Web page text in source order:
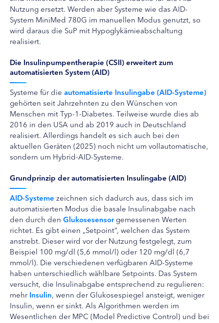
Nutzung ersetzt. Werden aber Systeme wie das AID-
System MiniMed 780G im manuellen Modus genutzt, so
wird daraus die SuP mit Hypoglykämieabschaltung
realisiert.
Die Insulinpumpentherapie (CSII) erweitert zum
automatisierten System (AID)
Systeme für die automatisierte Insulingabe (AID-Systeme)
gehörten seit Jahrzehnten zu den Wünschen von
Menschen mit Typ-1-Diabetes. Teilweise wurde dies ab
2016 in den USA und ab 2019 auch in Deutschland
realisiert. Allerdings handelt es sich auch bei den
aktuellen Geräten (2025) noch nicht um vollautomatische,
sondern um Hybrid-AID-Systeme.
Grundprinzip der automatisierten Insulingabe (AID)
AID-Systeme zeichnen sich dadurch aus, dass sich im
automatisierten Modus die basale Insulinabgabe nach
den durch den Glukosesensorgemessenen Werten
richtet. Es gibt einen „Setpoint“, welchen das System
anstrebt. Dieser wird vor der Nutzung festgelegt, zum
Beispiel 100 mg/dl (5,6 mmol/l) oder 120 mg/dl (6,7
mmol/l). Die verschiedenen verfügbaren AID-Systeme
haben unterschiedlich wählbare Setpoints. Das System
versucht, die Insulinabgabe entsprechend zu regulieren:
mehrInsulin, wenn der Glukosespiegel ansteigt, weniger
Insulin, wenn er sinkt. Als Algorithmen werden im
Wesentlichen der MPC (Model Predictive Control) und bei